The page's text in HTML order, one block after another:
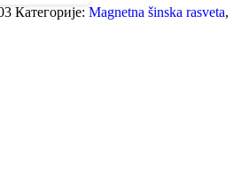
Категорије: Magnetna šinska rasveta,